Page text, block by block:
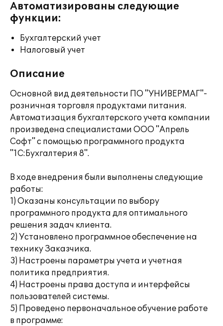
Автоматизированы следующие
функции:
Бухгалтерский учет
Налоговый учет
Описание
Основной вид деятельности ПО "УНИВЕРМАГ"-
розничная торговля продуктами питания.
Автоматизация бухгалтерского учета компании
произведена специалистами ООО "Апрель
Софт" с помощью программного продукта
"1С:Бухгалтерия 8".
В ходе внедрения были выполнены следующие
работы:
1) Оказаны консультации по выбору
программного продукта для оптимального
решения задач клиента.
2) Установлено программное обеспечение на
технику Заказчика.
3) Настроены параметры учета и учетная
политика предприятия.
4) Настроены права доступа и интерфейсы
пользователей системы.
5) Проведено первоначальное обучение работе
в программе: